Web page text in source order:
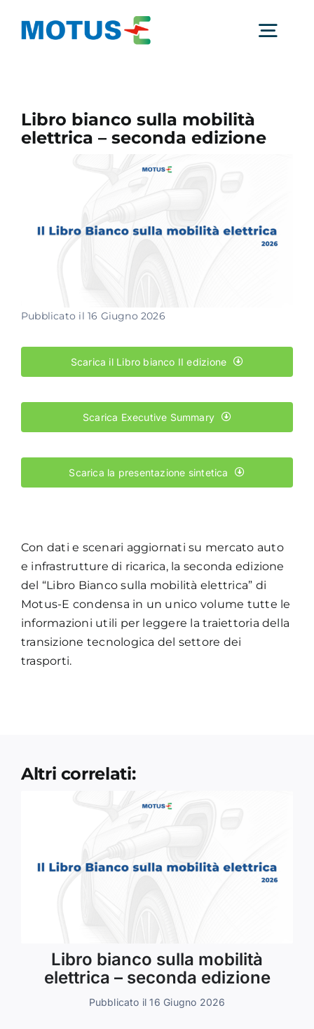
Studi e ricerche
Academy
Libro bianco sulla mobilità
elettrica – seconda edizione
Pubblicato il 16 Giugno 2026
Scarica il Libro bianco II edizione
Scarica Executive Summary
Scarica la presentazione sintetica
Con dati e scenari aggiornati su mercato auto
e infrastrutture di ricarica, la seconda edizione
del “Libro Bianco sulla mobilità elettrica” di
Motus-E condensa in un unico volume tutte le
informazioni utili per leggere la traiettoria della
transizione tecnologica del settore dei
trasporti.
Altri correlati:
Libro bianco sulla mobilità
elettrica – seconda edizione
Pubblicato il 16 Giugno 2026